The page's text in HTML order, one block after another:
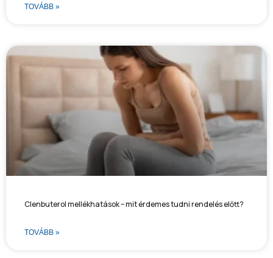
TOVÁBB »
Clenbuterol mellékhatások – mit érdemes tudni rendelés előtt?
TOVÁBB »